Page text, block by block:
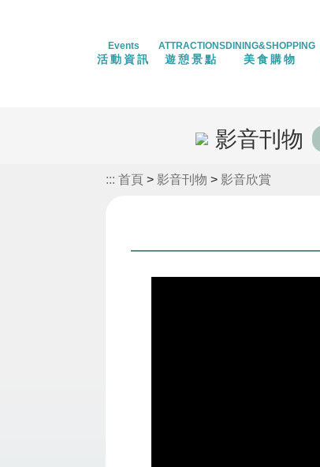
Events
活動資訊
ATTRACTIONS
遊憩景點
DINING&SHOPPING
美食購物
影音刊物
::: 首頁 > 影音刊物 > 影音欣賞